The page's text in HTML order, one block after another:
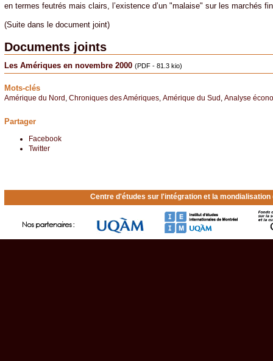
en termes feutrés mais clairs, l’existence d’un "malaise" sur les marchés
(Suite dans le document joint)
Documents joints
Les Amériques en novembre 2000 (PDF - 81.3 kio)
Mots-clés
Amérique du Nord Chroniques des Amériques, Amérique du Sud Analyse
Partager
Facebook
Twitter
Centre d'études sur l'intégration et la mondialisation